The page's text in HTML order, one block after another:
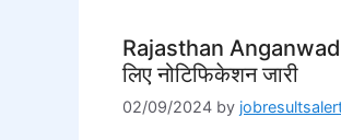
Rajasthan Anganwadi
लिए नोटिफिकेशन जारी
02/09/2024 by